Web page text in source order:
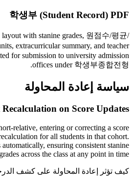
학생부 (Student Record) PDF
with stanine grades, 원점수/평균/
extracurricular summary, and teacher
for submission to university admission
offices under 학생부종합전형.
سياسة إعادة المحاولة
on Score Updates
relative, entering or correcting a score
for all students in that cohort.
ensuring consistent stanine
grades across the class at any point in time.
كيف تؤثر إعادة المحاولة على كشف